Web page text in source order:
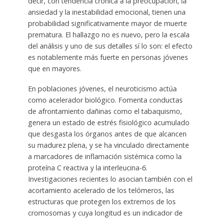
ansiedad y la inestabilidad emocional, tienen una
probabilidad significativamente mayor de muerte
prematura. El hallazgo no es nuevo, pero la escala
del análisis y uno de sus detalles sí lo son: el efecto
es notablemente más fuerte en personas jóvenes
que en mayores.
En poblaciones jóvenes, el neuroticismo actúa
como acelerador biológico. Fomenta conductas
de afrontamiento dañinas como el tabaquismo,
genera un estado de estrés fisiológico acumulado
que desgasta los órganos antes de que alcancen
su madurez plena, y se ha vinculado directamente
a marcadores de inflamación sistémica como la
proteína C reactiva y la interleucina-6.
Investigaciones recientes lo asocian también con el
acortamiento acelerado de los telómeros, las
estructuras que protegen los extremos de los
cromosomas y cuya longitud es un indicador de